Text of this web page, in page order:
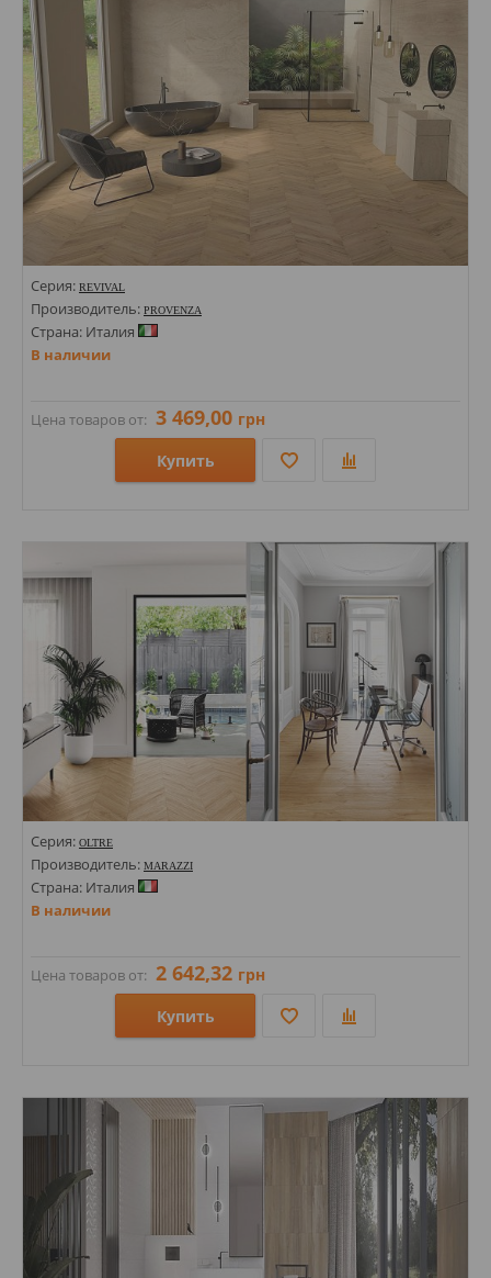
Цвета:
Серия: REVIVAL
Производитель: PROVENZA
Страна: Италия
В наличии
Цена товаров от: 3 469,00 грн
Купить
Серия: OLTRE
Производитель: MARAZZI
Страна: Италия
В наличии
Цена товаров от: 2 642,32 грн
Купить
Стили: Под дерево; Под паркет;